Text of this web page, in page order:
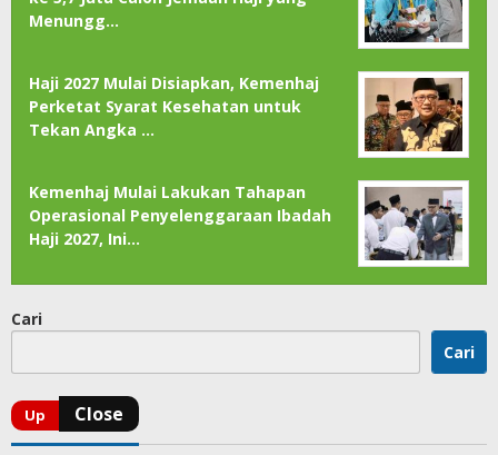
Menungg…
Haji 2027 Mulai Disiapkan, Kemenhaj
Perketat Syarat Kesehatan untuk
Tekan Angka …
Kemenhaj Mulai Lakukan Tahapan
Operasional Penyelenggaraan Ibadah
Haji 2027, Ini…
Cari
Cari